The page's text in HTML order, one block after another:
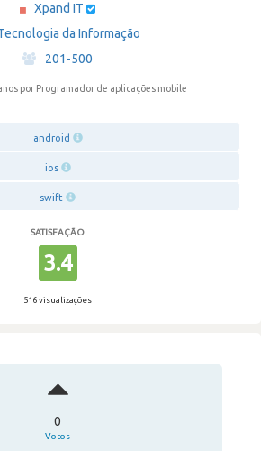
Xpand IT
da Informação
·
201-500
por Programador de aplicações mobile
android
ios
swift
SATISFAÇÃO
3.4
516 visualizações
0
Votos